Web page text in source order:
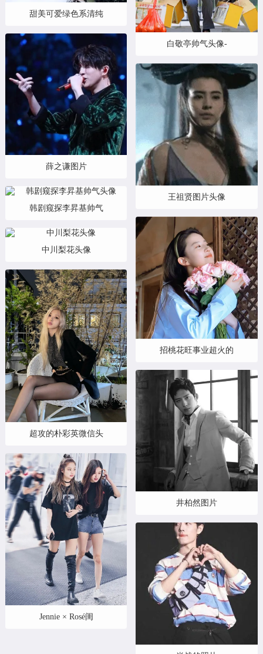
甜美可爱绿色系清纯
薛之谦图片
韩剧窥探李昇基帅气
中川梨花头像
超攻的朴彩英微信头
Jennie × Rosé闺
白敬亭帅气头像-
王祖贤图片头像
招桃花旺事业超火的
井柏然图片